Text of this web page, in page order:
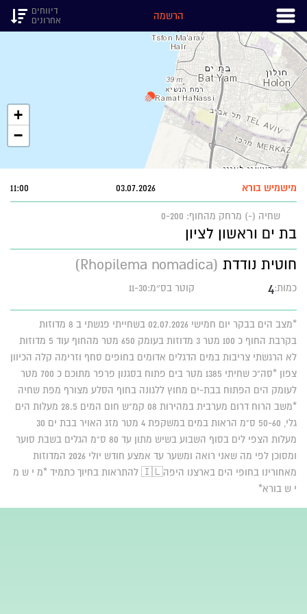
הרשמה
דיווחים
אחרונים
+
−
מישמיש בורא 03.07.2026
11:00
שחיה (-) מרחק מהחוף: 0-200
בת ים וראשון לציון
חוטית נודדת (Rhopilema nomadica)
כמות:4 קוטר בס״מ:11-30
*מצב הים בבקר יום חמישי 02.07.2026 בשחייתי פגשתי ב 8 מדוזות
בקרבת החוף כ 100 מטר 3 מדוזות בעומק 650 מטר מהחוף עוד 5 מדוזות
לא הרגשתי צריבות במים הדגלים אדומים בחופים סחף וזרימה קלה הכיוון
צפון *סה"כ שחיתי 1385 מטר בים פתוח בסגנון פרפר מתוכם כ 700 מטר
לעומק הים הפתוח בבת-ים מחוץ ללגונה בחוף הסלע מצורף מפת שחיה
*משב הרוח דרום מערבית במהירות 08 קמ"ש חום המים 28.5 מעלות הים
גלי, 50-60 ס"מ הראות במים במשקפת 4 מטר מזג האויר בבת ים 30
מעלות הצפי לים בסוף השבוע בשיש מתון עד 80 ס"מ הגלים בשבת סוער
ומסוכן לפי מה שאני רואה ומשער עד אמצע חודש יולי 2026 המדוזות
מאחורינו בחופי הים בארצנו היפה🇮🇱 להתראות בחיוך כתמיד *מ י ש מ
י ש בורא*